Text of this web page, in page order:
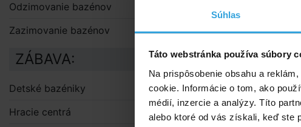
Súhlas
Táto webstránka používa súbory
Na prispôsobenie obsahu a
cookie. Informácie o tom, ako
médií, inzercie a analýzy. Títo
alebo ktoré od vás získali, keď ste
Solinátor sa
Celu možno
Cela sa
účinnos.
Na ovládacom
Odzimovanie bazénov
Zazimovanie bazénov
ZÁBAVA:
Detské bazéniky
Hracie centrá